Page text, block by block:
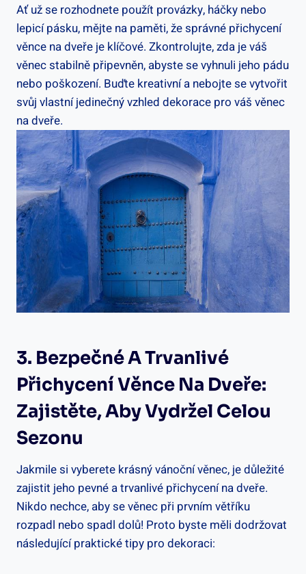
Ať už⁢ se rozhodnete použít provázky, háčky nebo⁢
lepicí pásku, mějte ​na paměti, že správné⁤ přichycení
věnce na dveře je klíčové. Zkontrolujte, zda je váš
⁤věnec stabilně připevněn, abyste ‌se vyhnuli jeho pádu
nebo poškození. ⁣Buďte kreativní a nebojte se vytvořit
svůj vlastní‍ jedinečný vzhled dekorace pro váš věnec
na dveře.
3. Bezpečné A Trvanlivé
Přichycení Věnce Na Dveře:
Zajistěte, Aby Vydržel Celou
Sezonu
Jakmile si vyberete krásný vánoční věnec, je důležité
zajistit jeho pevné a trvanlivé přichycení na dveře.
Nikdo ⁤nechce, aby se věnec při prvním větříku
rozpadl nebo spadl dolů! Proto byste měli dodržovat
následující praktické tipy pro dekoraci: